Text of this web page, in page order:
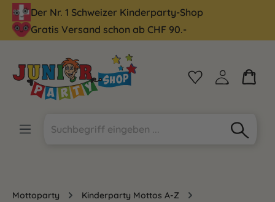
springen
Der Nr. 1 Schweizer Kinderparty-Shop
Gratis Versand schon ab CHF 90.-
Mottoparty
Kinderparty Mottos A-Z